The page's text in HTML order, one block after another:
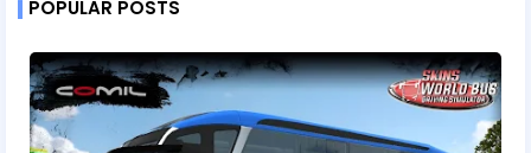
POPULAR POSTS